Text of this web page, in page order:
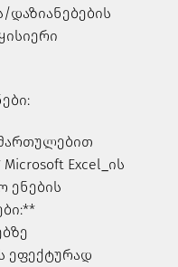
დაზიანებების
Microsoft Excel_ის
ენების
**
ეფექტურად